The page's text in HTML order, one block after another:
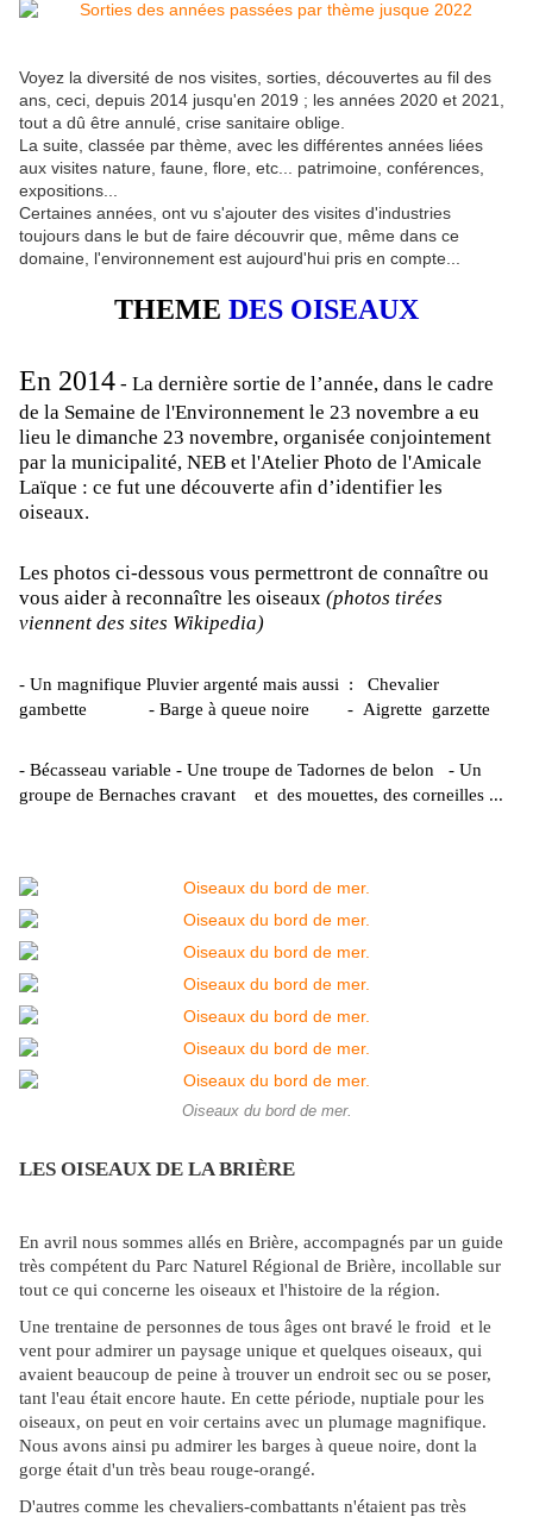
Voyez la diversité de nos visites, sorties, découvertes au fil des
ans, ceci, depuis 2014 jusqu'en 2019 ; les années 2020 et 2021,
tout a dû être annulé, crise sanitaire oblige.
La suite, classée par thème, avec les différentes années liées
aux visites nature, faune, flore, etc... patrimoine, conférences,
expositions...
Certaines années, ont vu s'ajouter des visites d'industries
toujours dans le but de faire découvrir que, même dans ce
domaine, l'environnement est aujourd'hui pris en compte...
THEME DES OISEAUX
En 2014 - La dernière sortie de l’année, dans le cadre
de la Semaine de l'Environnement le 23 novembre a eu
lieu le dimanche 23 novembre, organisée conjointement
par la municipalité, NEB et l'Atelier Photo de l'Amicale
Laïque : ce fut une découverte afin d’identifier les
oiseaux.
Les photos ci-dessous vous permettront de connaître ou
vous aider à reconnaître les oiseaux (photos tirées
viennent des sites Wikipedia)
- Un magnifique Pluvier argenté mais aussi : Chevalier
gambette - Barge à queue noire - Aigrette garzette
- Bécasseau variable - Une troupe de Tadornes de belon - Un
groupe de Bernaches cravant et des mouettes, des corneilles ...
Oiseaux du bord de mer.
LES OISEAUX DE LA BRIÈRE
En avril nous sommes allés en Brière, accompagnés par un guide
très compétent du Parc Naturel Régional de Brière, incollable sur
tout ce qui concerne les oiseaux et l'histoire de la région.
Une trentaine de personnes de tous âges ont bravé le froid et le
vent pour admirer un paysage unique et quelques oiseaux, qui
avaient beaucoup de peine à trouver un endroit sec ou se poser,
tant l'eau était encore haute. En cette période, nuptiale pour les
oiseaux, on peut en voir certains avec un plumage magnifique.
Nous avons ainsi pu admirer les barges à queue noire, dont la
gorge était d'un très beau rouge-orangé.
D'autres comme les chevaliers-combattants n'étaient pas très